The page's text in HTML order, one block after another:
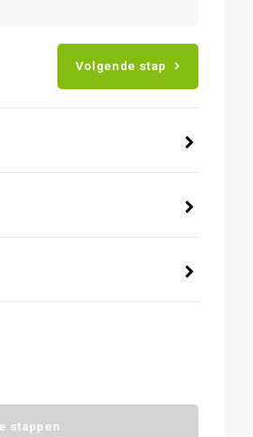
Volgende stap
stappen